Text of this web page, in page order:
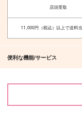
店頭受取
11,000円（税込）以上で送料
便利な機能/サービス